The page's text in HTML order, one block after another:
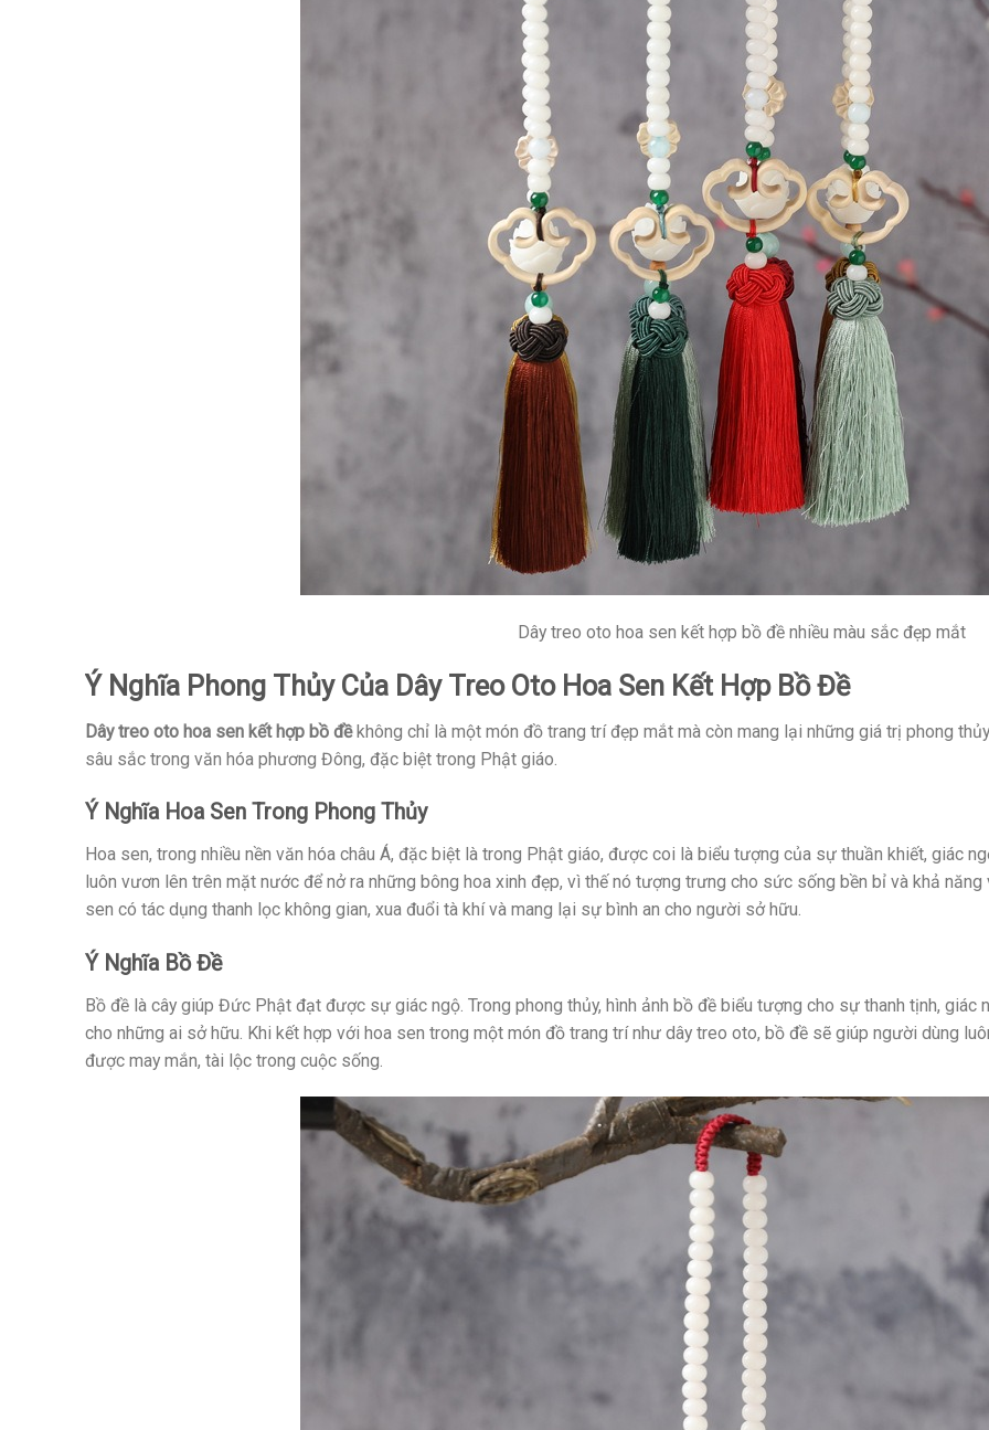
Dây treo oto hoa sen kết hợp bồ đề nhiều màu sắc đẹp mắt
Ý Nghĩa Phong Thủy Của Dây Treo Oto Hoa Sen Kết Hợp Bồ Đề
Dây treo oto hoa sen kết hợp bồ đềkhông chỉ là một món đồ trang trí đẹp mắt mà còn mang lại những giá trị phong
sâu sắc trong văn hóa phương Đông, đặc biệt trong Phật giáo.
Ý Nghĩa Hoa Sen Trong Phong Thủy
Hoa sen, trong nhiều nền văn hóa châu Á, đặc biệt là trong Phật giáo, được coi là biểu tượng của sự thuần khiết, giác
luôn vươn lên trên mặt nước để nở ra những bông hoa xinh đẹp, vì thế nó tượng trưng cho sức sống bền bỉ và khả
sen có tác dụng thanh lọc không gian, xua đuổi tà khí và mang lại sự bình an cho người sở hữu.
Ý Nghĩa Bồ Đề
Bồ đề là cây giúp Đức Phật đạt được sự giác ngộ. Trong phong thủy, hình ảnh bồ đề biểu tượng cho sự thanh tịnh, giác
cho những ai sở hữu. Khi kết hợp với hoa sen trong một món đồ trang trí như dây treo oto, bồ đề sẽ giúp người dùng
được may mắn, tài lộc trong cuộc sống.